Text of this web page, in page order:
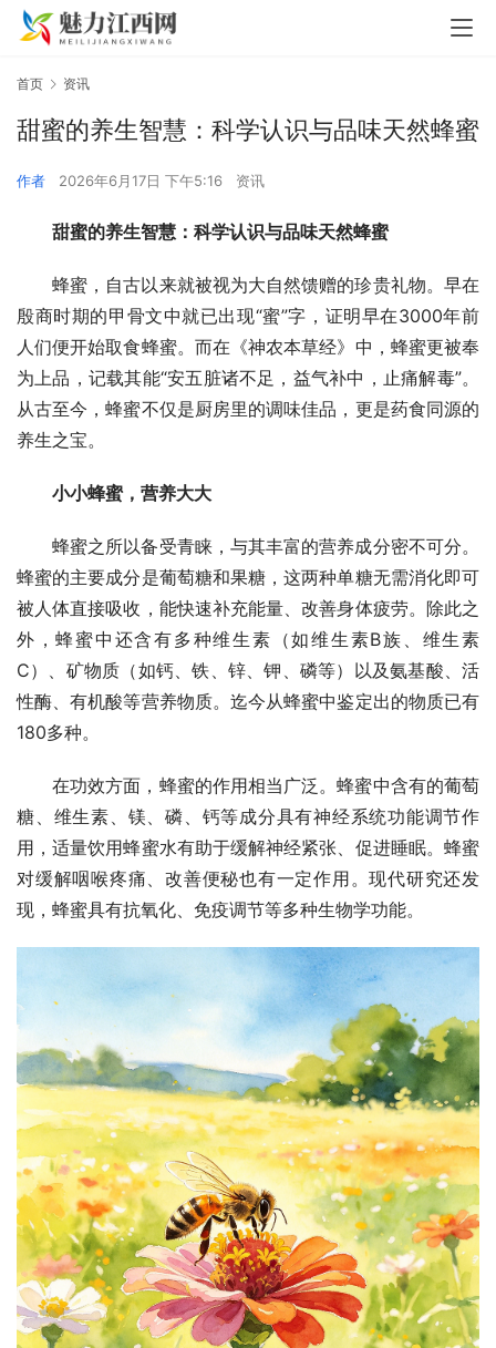
首页 资讯
甜蜜的养生智慧：科学认识与品味天然蜂蜜
作者 2026年6月17日 下午5:16 资讯
甜蜜的养生智慧：科学认识与品味天然蜂蜜
蜂蜜，自古以来就被视为大自然馈赠的珍贵礼物。早在
殷商时期的甲骨文中就已出现“蜜”字，证明早在3000年前
人们便开始取食蜂蜜。而在《神农本草经》中，蜂蜜更被奉
为上品，记载其能“安五脏诸不足，益气补中，止痛解毒”。
从古至今，蜂蜜不仅是厨房里的调味佳品，更是药食同源的
养生之宝。
小小蜂蜜，营养大大
蜂蜜之所以备受青睐，与其丰富的营养成分密不可分。
蜂蜜的主要成分是葡萄糖和果糖，这两种单糖无需消化即可
被人体直接吸收，能快速补充能量、改善身体疲劳。除此之
外，蜂蜜中还含有多种维生素（如维生素B族、维生素
C）、矿物质（如钙、铁、锌、钾、磷等）以及氨基酸、活
性酶、有机酸等营养物质。迄今从蜂蜜中鉴定出的物质已有
180多种。
在功效方面，蜂蜜的作用相当广泛。蜂蜜中含有的葡萄
糖、维生素、镁、磷、钙等成分具有神经系统功能调节作
用，适量饮用蜂蜜水有助于缓解神经紧张、促进睡眠。蜂蜜
对缓解咽喉疼痛、改善便秘也有一定作用。现代研究还发
现，蜂蜜具有抗氧化、免疫调节等多种生物学功能。